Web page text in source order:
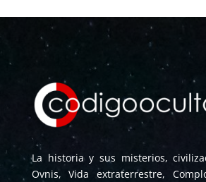
La historia y sus misterios,
Ovnis, Vida extraterrestre,